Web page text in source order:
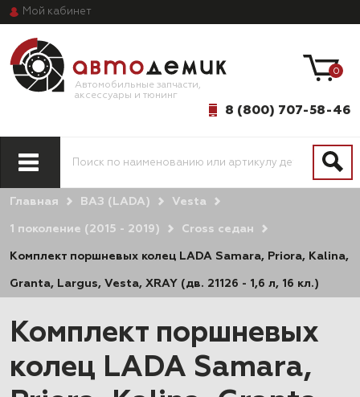
Мой кабинет
Автомобильные запчасти,
аксессуары и тюнинг
8 (800) 707-58-46
0
Главная ВАЗ (LADA) Vesta
1 поколение (2015 - 2019) Cross седан
Комплект поршневых колец LADA Samara, Priora, Kalina,
Granta, Largus, Vesta, XRAY (дв. 21126 - 1,6 л, 16 кл.)
Комплект поршневых
колец LADA Samara,